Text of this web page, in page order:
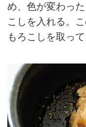
め、色が変わっ
こしを入れる。
もろこしを取って